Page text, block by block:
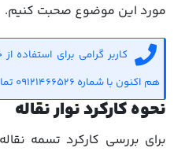
مورد این موضوع صحبت کنیم.
کاربر گرامی برای استفاده
هم اکنون با شماره 09121466526 تماس حاصل فرمایید.
نحوه کارکرد نوار نقاله
برای بررسی کارکرد تسمه